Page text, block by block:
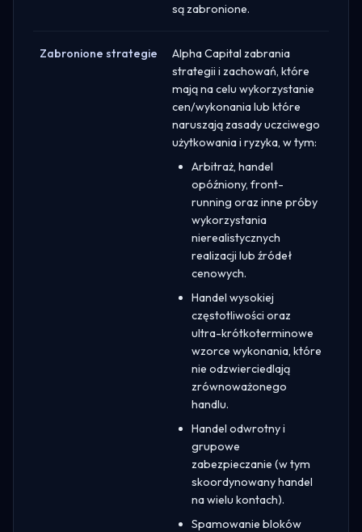
są zabronione.
Zabronione strategie
Alpha Capital zabrania
strategii i zachowań, które
mają na celu wykorzystanie
cen/wykonania lub które
naruszają zasady uczciwego
użytkowania i ryzyka, w tym:
Arbitraż, handel
opóźniony, front-
running oraz inne próby
wykorzystania
nierealistycznych
realizacji lub źródeł
cenowych.
Handel wysokiej
częstotliwości oraz
ultra-krótkoterminowe
wzorce wykonania, które
nie odzwierciedlają
zrównoważonego
handlu.
Handel odwrotny i
grupowe
zabezpieczanie (w tym
skoordynowany handel
na wielu kontach).
Spamowanie bloków